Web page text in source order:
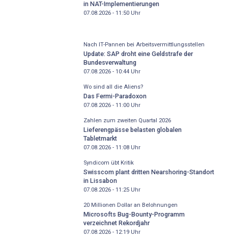
in NAT-Implementierungen
07.08.2026 - 11:50Uhr
Nach IT-Pannen bei Arbeitsvermittlungsstellen
Update: SAP droht eine Geldstrafe der
Bundesverwaltung
07.08.2026 - 10:44Uhr
Wo sind all die Aliens?
Das Fermi-Paradoxon
07.08.2026 - 11:00Uhr
Zahlen zum zweiten Quartal 2026
Lieferengpässe belasten globalen
Tabletmarkt
07.08.2026 - 11:08Uhr
Syndicom übt Kritik
Swisscom plant dritten Nearshoring-Standort
in Lissabon
07.08.2026 - 11:25Uhr
20 Millionen Dollar an Belohnungen
Microsofts Bug-Bounty-Programm
verzeichnet Rekordjahr
07.08.2026 - 12:19Uhr